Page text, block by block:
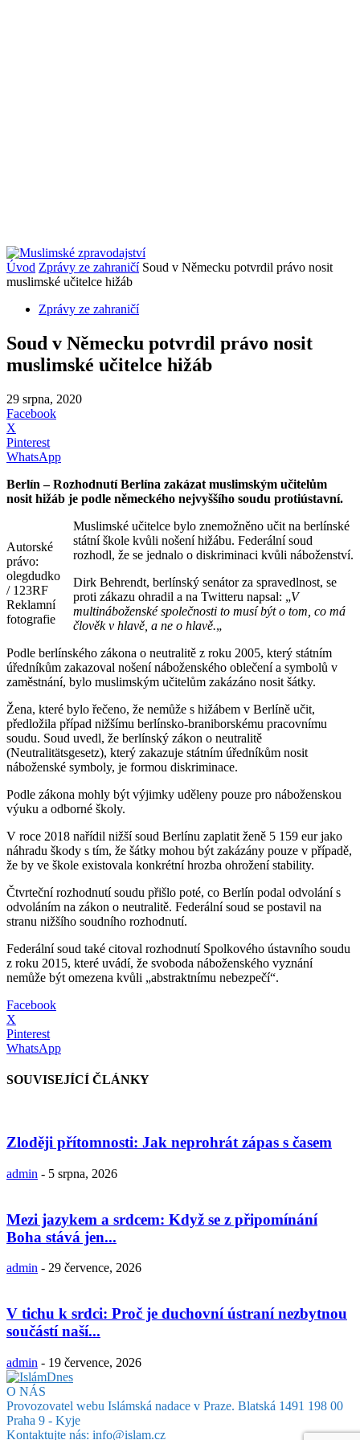
Úvod Zprávy ze zahraničí Soud v Německu potvrdil právo nosit
muslimské učitelce hižáb
Zprávy ze zahraničí
Soud v Německu potvrdil právo nosit
muslimské učitelce hižáb
29 srpna, 2020
Facebook
X
Pinterest
WhatsApp
Berlín – Rozhodnutí Berlína zakázat muslimským učitelům
nosit hižáb je podle německého nejvyššího soudu protiústavní.
Autorské
právo:
olegdudko
/ 123RF
Reklamní
fotografie
Muslimské učitelce bylo znemožněno učit na berlínské
státní škole kvůli nošení hižábu. Federální soud
rozhodl, že se jednalo o diskriminaci kvůli náboženství.
Dirk Behrendt, berlínský senátor za spravedlnost, se
proti zákazu ohradil a na Twitteru napsal: „V
multináboženské společnosti to musí být o tom, co má
člověk v hlavě, a ne o hlavě.„
Podle berlínského zákona o neutralitě z roku 2005, který státním
úředníkům zakazoval nošení náboženského oblečení a symbolů v
zaměstnání, bylo muslimským učitelům zakázáno nosit šátky.
Žena, které bylo řečeno, že nemůže s hižábem v Berlíně učit,
předložila případ nižšímu berlínsko-braniborskému pracovnímu
soudu. Soud uvedl, že berlínský zákon o neutralitě
(Neutralitätsgesetz), který zakazuje státním úředníkům nosit
náboženské symboly, je formou diskriminace.
Podle zákona mohly být výjimky uděleny pouze pro náboženskou
výuku a odborné školy.
V roce 2018 nařídil nižší soud Berlínu zaplatit ženě 5 159 eur jako
náhradu škody s tím, že šátky mohou být zakázány pouze v případě,
že by ve škole existovala konkrétní hrozba ohrožení stability.
Čtvrteční rozhodnutí soudu přišlo poté, co Berlín podal odvolání s
odvoláním na zákon o neutralitě. Federální soud se postavil na
stranu nižšího soudního rozhodnutí.
Federální soud také citoval rozhodnutí Spolkového ústavního soudu
z roku 2015, které uvádí, že svoboda náboženského vyznání
nemůže být omezena kvůli „abstraktnímu nebezpečí“.
Facebook
X
Pinterest
WhatsApp
SOUVISEJÍCÍ ČLÁNKY
Zloději přítomnosti: Jak neprohrát zápas s časem
admin - 5 srpna, 2026
Mezi jazykem a srdcem: Když se z připomínání
Boha stává jen...
admin - 29 července, 2026
V tichu k srdci: Proč je duchovní ústraní nezbytnou
součástí naší...
admin - 19 července, 2026
O NÁS
Provozovatel webu Islámská nadace v Praze. Blatská 1491 198 00
Praha 9 - Kyje
Kontaktujte nás: info@islam.cz